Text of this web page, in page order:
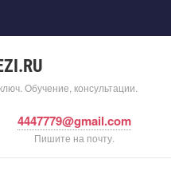
Обучение, консультации.
4447779@gmail.com
Пишите на почту.